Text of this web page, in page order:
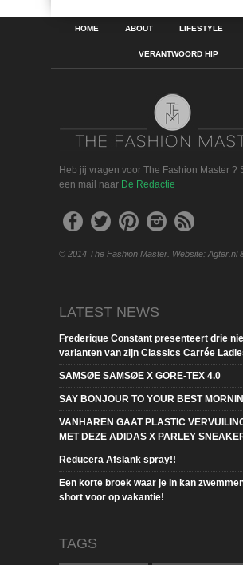
HOME ABOUT LIFESTYLE
VERANTWOORD HIP
Heb jij vragen voor The Fashion Master ?
een mail naar De Redactie
© 2014 The Fashion Master. Website: Agter.nl
LATEST NEWS
Frederique Constant presenteert drie
varianten van zijn Classics Carrée
SAMSØE SAMSØE X GORE-TEX 4.0
SAY BONJOUR TO YOUR BEST
VANHAREN GAAT PLASTIC
MET DEZE ADIDAS X PARLEY
Reducera Afslank spray!!
Een korte broek waar je in kan
short voor op vakantie!
TAGS